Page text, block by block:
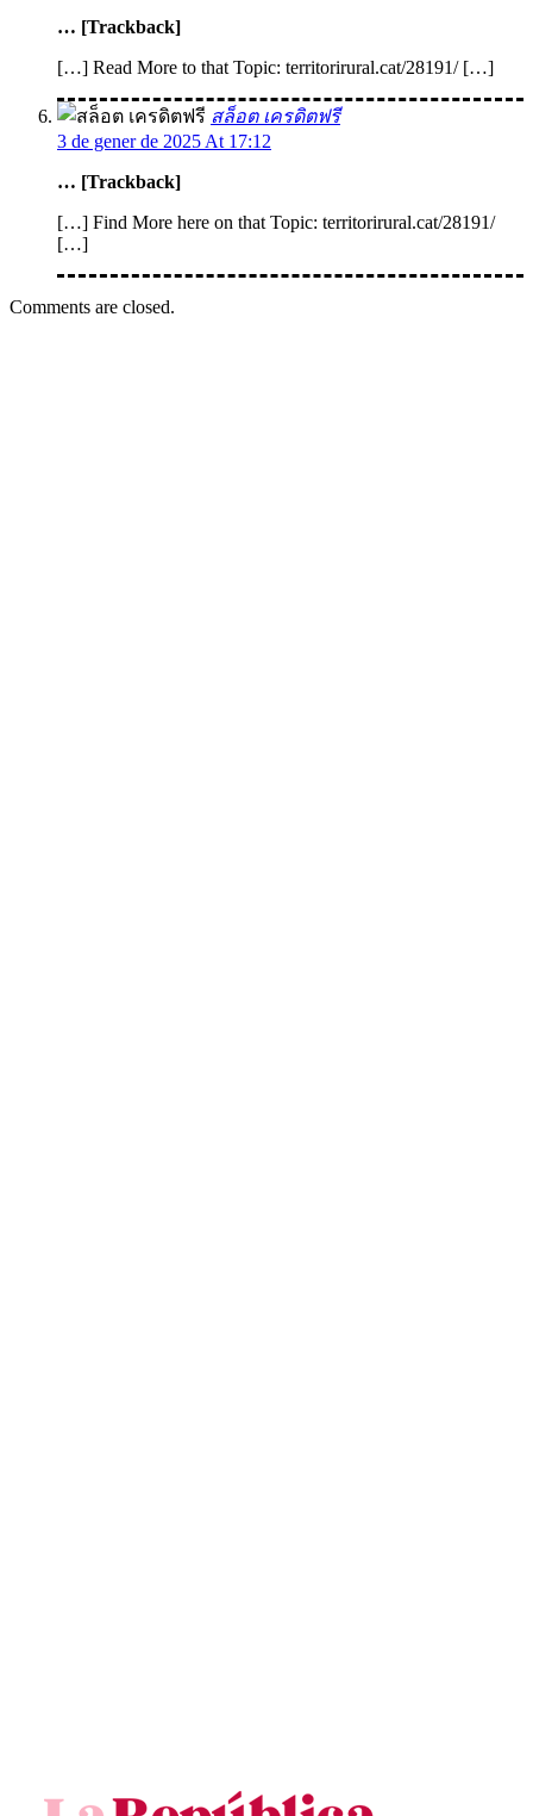
… [Trackback]
[…] Read More to that Topic: territorirural.cat/28191/ […]
สล็อต เครดิตฟรี
3 de gener de 2025 At 17:12
… [Trackback]
[…] Find More here on that Topic: territorirural.cat/28191/
[…]
Comments are closed.